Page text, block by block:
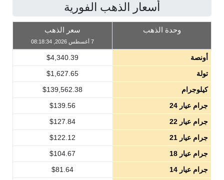
أسعار الذهب الفورية
وحدة الذهب سعر الذهب
7 أغسطس 2026, 08:18:34
أونصة $4,340.39
تولة
$1,627.65
كيلوجرام
$139,562.38
جرام عيار 24
$139.56
جرام عيار 22
$127.84
جرام عيار 21
$122.12
جرام عيار 18
$104.67
جرام عيار 14
$81.64